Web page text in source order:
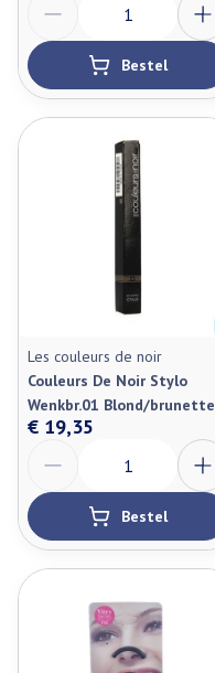
Bestel
Les couleurs de noir
Couleurs De Noir Stylo
Wenkbr.01 Blond/brunette
€ 19,35
Bestel